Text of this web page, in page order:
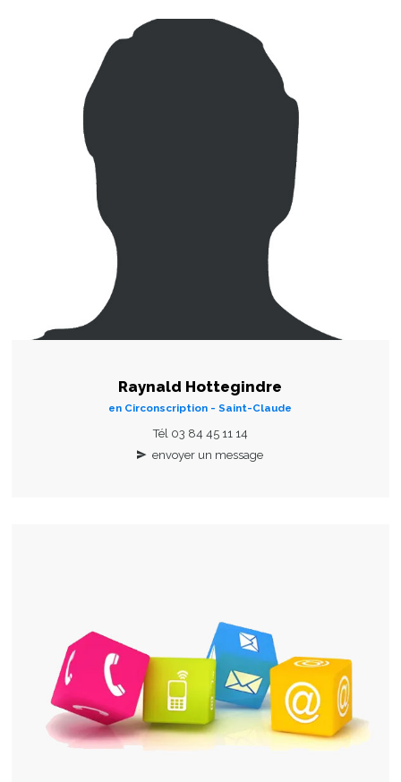
Raynald Hottegindre
en Circonscription - Saint-Claude
Tél 03 84 45 11 14
envoyer un message